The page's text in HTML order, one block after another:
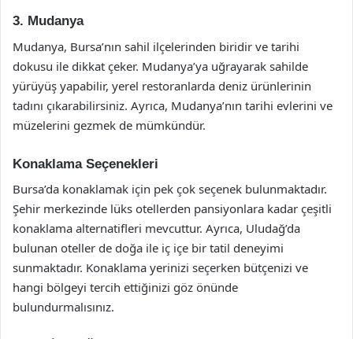
3. Mudanya
Mudanya, Bursa’nın sahil ilçelerinden biridir ve tarihi
dokusu ile dikkat çeker. Mudanya’ya uğrayarak sahilde
yürüyüş yapabilir, yerel restoranlarda deniz ürünlerinin
tadını çıkarabilirsiniz. Ayrıca, Mudanya’nın tarihi evlerini ve
müzelerini gezmek de mümkündür.
Konaklama Seçenekleri
Bursa’da konaklamak için pek çok seçenek bulunmaktadır.
Şehir merkezinde lüks otellerden pansiyonlara kadar çeşitli
konaklama alternatifleri mevcuttur. Ayrıca, Uludağ’da
bulunan oteller de doğa ile iç içe bir tatil deneyimi
sunmaktadır. Konaklama yerinizi seçerken bütçenizi ve
hangi bölgeyi tercih ettiğinizi göz önünde
bulundurmalısınız.